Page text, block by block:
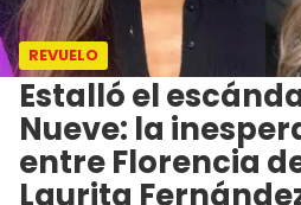
REVUELO
Estalló el
Nueve: la
entre Florencia
Laurita